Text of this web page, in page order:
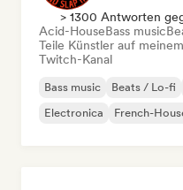
> 1300 Antworten
Acid-HouseBass music
Teile Künstler auf
Twitch-Kanal
Bass music Beats / Lo-fi
Electronica
French-